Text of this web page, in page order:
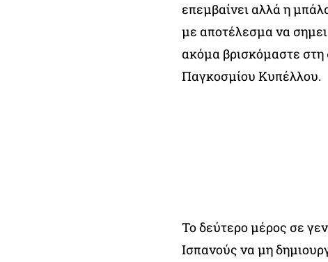
επεμβαίνει αλλά η
με αποτέλεσμα να
ακόμα βρισκόμαστε
Παγκοσμίου Κυπέλλου.
Το δεύτερο μέρος σε
Ισπανούς να μη